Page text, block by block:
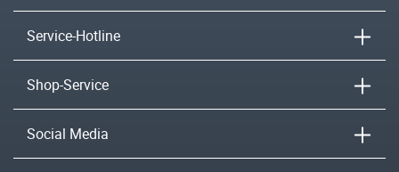
Service-Hotline
Shop-Service
Social Media